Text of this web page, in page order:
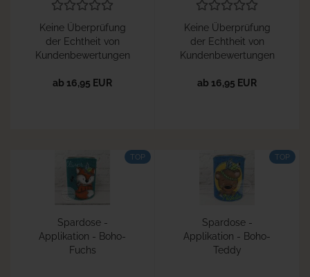
Keine Überprüfung
der Echtheit von
Kundenbewertungen
ab 16,95 EUR
Keine Überprüfung
der Echtheit von
Kundenbewertungen
ab 16,95 EUR
TOP
Spardose -
Applikation - Boho-
Fuchs
TOP
Spardose -
Applikation - Boho-
Teddy